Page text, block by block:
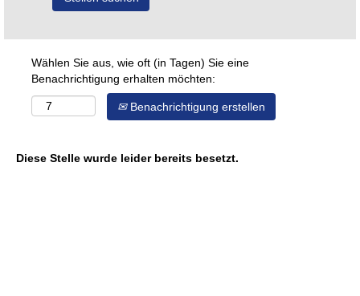
Wählen Sie aus, wie oft (in Tagen) Sie eine
Benachrichtigung erhalten möchten:
Benachrichtigung erstellen
Diese Stelle wurde leider bereits besetzt.